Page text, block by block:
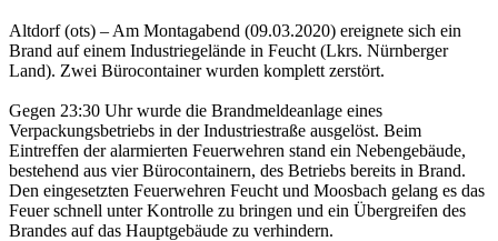
Altdorf (ots) – Am Montagabend (09.03.2020) ereignete sich ein
Brand auf einem Industriegelände in Feucht (Lkrs. Nürnberger
Land). Zwei Bürocontainer wurden komplett zerstört.
Gegen 23:30 Uhr wurde die Brandmeldeanlage eines
Verpackungsbetriebs in der Industriestraße ausgelöst. Beim
Eintreffen der alarmierten Feuerwehren stand ein Nebengebäude,
bestehend aus vier Bürocontainern, des Betriebs bereits in Brand.
Den eingesetzten Feuerwehren Feucht und Moosbach gelang es das
Feuer schnell unter Kontrolle zu bringen und ein Übergreifen des
Brandes auf das Hauptgebäude zu verhindern.